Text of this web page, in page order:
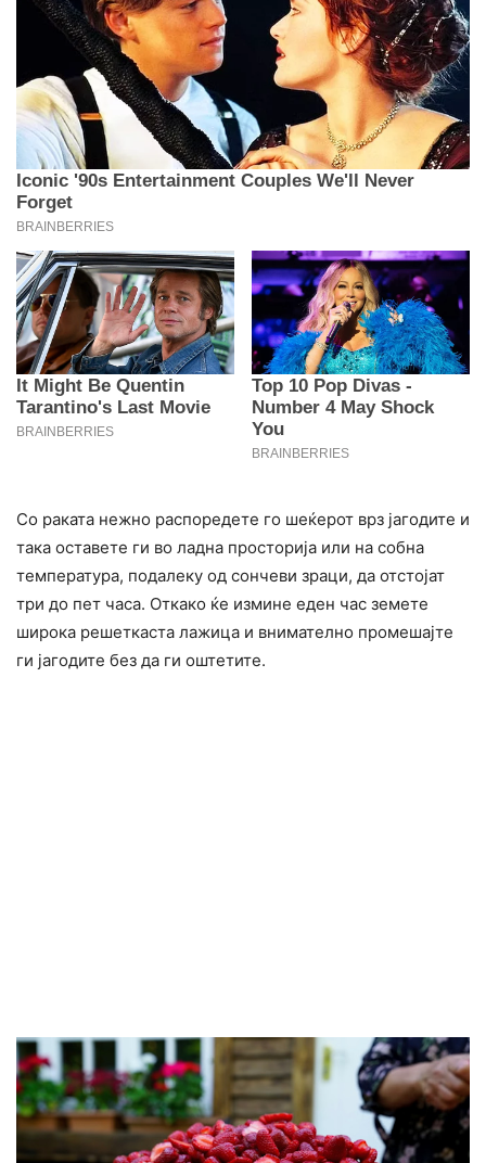
Со раката нежно распоредете го шеќерот врз јагодите и
така оставете ги во ладна просторија или на собна
температура, подалеку од сончеви зраци, да отстојат
три до пет часа. Откако ќе измине еден час земете
широка решеткаста лажица и внимателно промешајте
ги јагодите без да ги оштетите.